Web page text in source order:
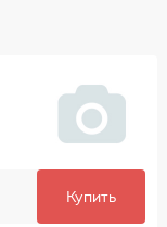
Купить